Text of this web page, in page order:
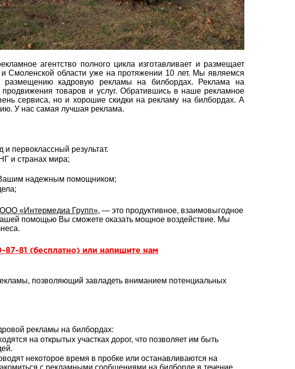
агентство полного цикла изготавливает и размещает
Смоленской области уже на протяжении 10 лет. Мы являемся
кадровую рекламы на билбордах. Реклама на
товаров и услуг. Обратившись в наше рекламное
сервиса, но и хорошие скидки на рекламу на билбордах. А
У нас самая лучшая реклама.
первоклассный результат.
и странах мира;
Вашим надежным помощником;
ООО «Интермедиа Групп», — это продуктивное, взаимовыгодное
помощью Вы сможете оказать мощное воздействие. Мы
81 (бесплатно) или напишите нам
позволяющий завладеть вниманием потенциальных
рекламы на билбордах:
на открытых участках дорог, что позволяет им быть
некоторое время в пробке или останавливаются на
с рекламными сообщениями на билборде в течение